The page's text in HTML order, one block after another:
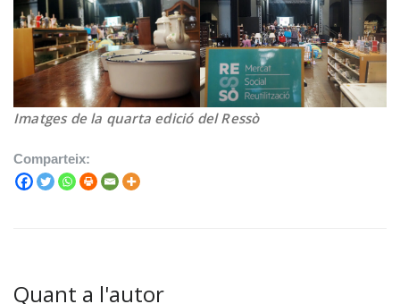
Imatges de la quarta edició del Ressò
Comparteix:
Quant a l'autor